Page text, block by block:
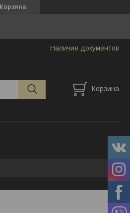
Корзина
Наличие документов
Корзина